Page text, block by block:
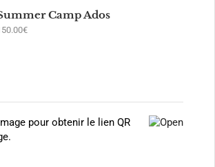
Camp Ados
€
pour obtenir le lien QR